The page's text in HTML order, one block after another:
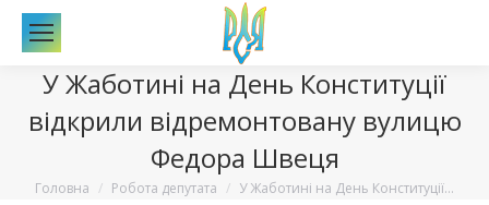
У Жаботині на День Конституції
відкрили відремонтовану вулицю
Федора Швеця
Вы здесь:
Головна Робота депутата У Жаботині на День Конституції…